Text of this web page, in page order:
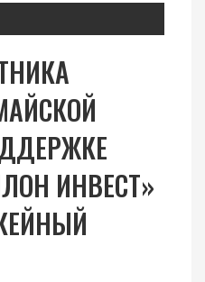
ИНВЕСТ»